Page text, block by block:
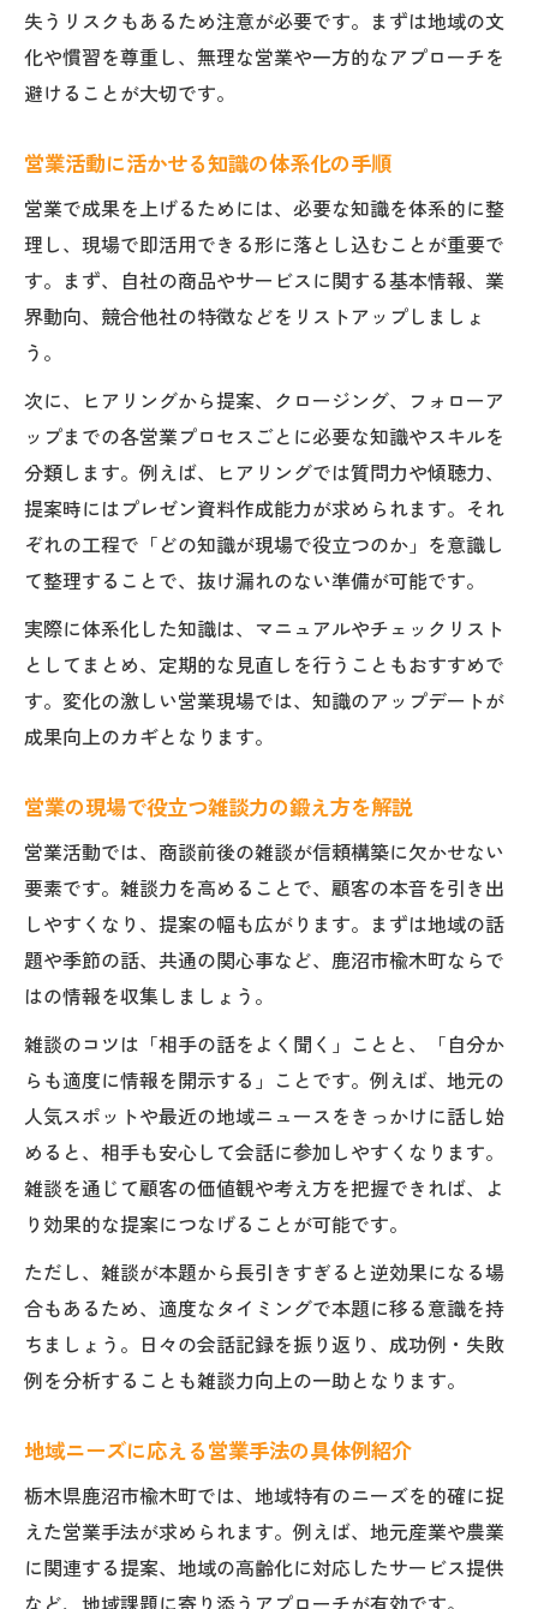
営業トーク力を高める練習法と実践知識
信頼を積み上げる営業の会話術の基本
営業で避けたい話し方と改善ポイント解説
相手の本音を引き出す営業トークの秘訣
営業職の醍醐味と鹿沼市の現状分析
営業職のやりがいと現場で得られる成長体
験
営業現場で感じる働きがいと地域密着の強
み
営業職の現実と向き不向きのポイント整理
営業の月収や成果報酬の実情と判断材料に
キャリア形成に役立つ営業知識の選び方
営業知識を活かしたキャリアパスの描き方
営業職で成長するために必要な知識の選定
法
キャリアアップに役立つ営業スキルの習得
術
ト
転職や異動に活かせる営業知識の見極め方
失うリスクもあるため注意が必要です。まずは地域の文
化や慣習を尊重し、無理な営業や一方的なアプローチを
避けることが大切です。
営業活動に活かせる知識の体系化の手順
営業で成果を上げるためには、必要な知識を体系的に整
理し、現場で即活用できる形に落とし込むことが重要で
す。まず、自社の商品やサービスに関する基本情報、業
界動向、競合他社の特徴などをリストアップしましょ
う。
次に、ヒアリングから提案、クロージング、フォローア
ップまでの各営業プロセスごとに必要な知識やスキルを
分類します。例えば、ヒアリングでは質問力や傾聴力、
提案時にはプレゼン資料作成能力が求められます。それ
ぞれの工程で「どの知識が現場で役立つのか」を意識し
て整理することで、抜け漏れのない準備が可能です。
実際に体系化した知識は、マニュアルやチェックリスト
としてまとめ、定期的な見直しを行うこともおすすめで
す。変化の激しい営業現場では、知識のアップデートが
成果向上のカギとなります。
営業の現場で役立つ雑談力の鍛え方を解説
営業活動では、商談前後の雑談が信頼構築に欠かせない
要素です。雑談力を高めることで、顧客の本音を引き出
しやすくなり、提案の幅も広がります。まずは地域の話
題や季節の話、共通の関心事など、鹿沼市楡木町ならで
はの情報を収集しましょう。
雑談のコツは「相手の話をよく聞く」ことと、「自分か
らも適度に情報を開示する」ことです。例えば、地元の
人気スポットや最近の地域ニュースをきっかけに話し始
めると、相手も安心して会話に参加しやすくなります。
雑談を通じて顧客の価値観や考え方を把握できれば、よ
り効果的な提案につなげることが可能です。
ただし、雑談が本題から長引きすぎると逆効果になる場
合もあるため、適度なタイミングで本題に移る意識を持
ちましょう。日々の会話記録を振り返り、成功例・失敗
例を分析することも雑談力向上の一助となります。
地域ニーズに応える営業手法の具体例紹介
栃木県鹿沼市楡木町では、地域特有のニーズを的確に捉
えた営業手法が求められます。例えば、地元産業や農業
に関連する提案、地域の高齢化に対応したサービス提供